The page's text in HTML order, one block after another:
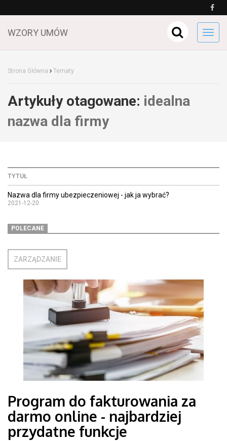
WZORY UMÓW
Strona Główna Tematy
Artykuły otagowane: idealna
nazwa dla firmy
TYTUŁ
Nazwa dla firmy ubezpieczeniowej - jak ja wybrać?
2021-12-20
POLECANE
ZARZĄDZANIE
Program do fakturowania za
darmo online - najbardziej
przydatne funkcje